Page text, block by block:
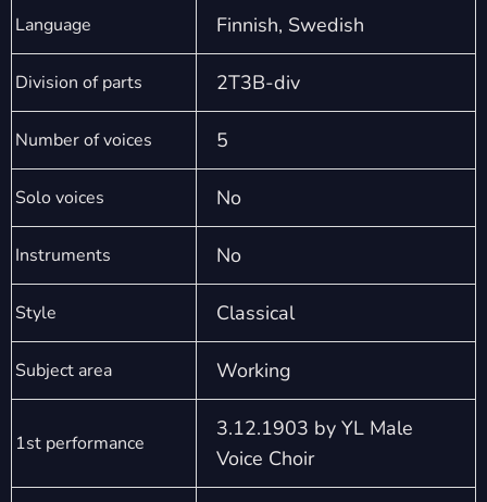
Language Finnish, Swedish
Division of parts 2T3B-div
Number of voices 5
Solo voices No
Instruments No
Style Classical
Subject area Working
1st performance
3.12.1903 by YL Male
Voice Choir